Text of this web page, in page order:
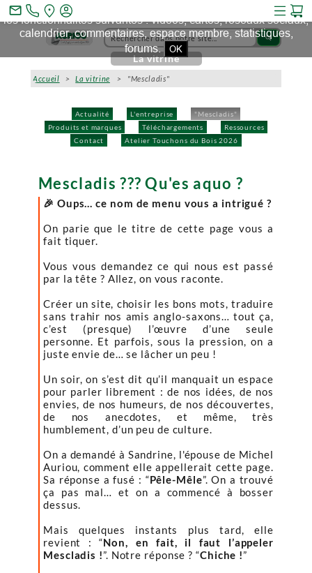
search
Actualité L'entreprise
"Mescladis"
Produits et marques
Téléchargements
Ressources
Contact
Atelier Touchons du Bois 2026
La vitrine
Accueil >La vitrine > "Mescladis"
Mescladis ??? Qu'es aquo ?
🎉 Oups… ce nom de menu vous a intrigué ?
On parie que le titre de cette page vous a
fait tiquer.
Vous vous demandez ce qui nous est passé
par la tête ? Allez, on vous raconte.
Créer un site, choisir les bons mots, traduire
sans trahir nos amis anglo-saxons… tout ça,
c’est (presque) l’œuvre d’une seule
personne. Et parfois, sous la pression, on a
juste envie de… se lâcher un peu !
Un soir, on s’est dit qu’il manquait un espace
pour parler librement : de nos idées, de nos
envies, de nos humeurs, de nos découvertes,
de nos anecdotes, et même, très
humblement, d’un peu de culture.
On a demandé à Sandrine, l'épouse de Michel
Auriou, comment elle appellerait cette page.
Sa réponse a fusé : “Pêle-Mêle”. On a trouvé
ça pas mal… et on a commencé à bosser
dessus.
Mais quelques instants plus tard, elle
revient : “Non, en fait, il faut l’appeler
Mescladis !”. Notre réponse ? “Chiche !”
mail_outline
Ce site et des sites tiers qu'il utilise collectent des cookies pour
les fonctionnalités suivantes : vidéos, cartes, réseaux sociaux,
calendrier, commentaires, espace membre, statistiques,
forums. OK